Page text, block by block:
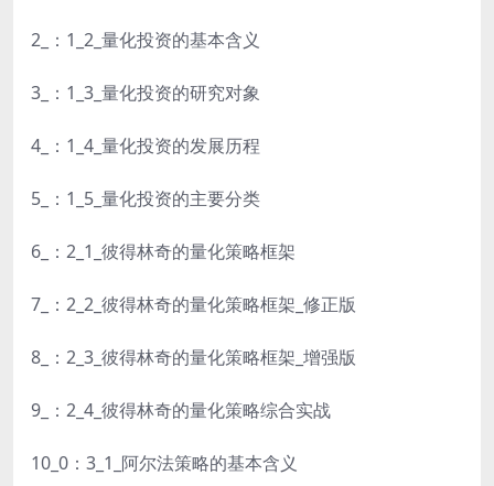
2_：1_2_量化投资的基本含义
3_：1_3_量化投资的研究对象
4_：1_4_量化投资的发展历程
5_：1_5_量化投资的主要分类
6_：2_1_彼得林奇的量化策略框架
7_：2_2_彼得林奇的量化策略框架_修正版
8_：2_3_彼得林奇的量化策略框架_增强版
9_：2_4_彼得林奇的量化策略综合实战
10_0：3_1_阿尔法策略的基本含义